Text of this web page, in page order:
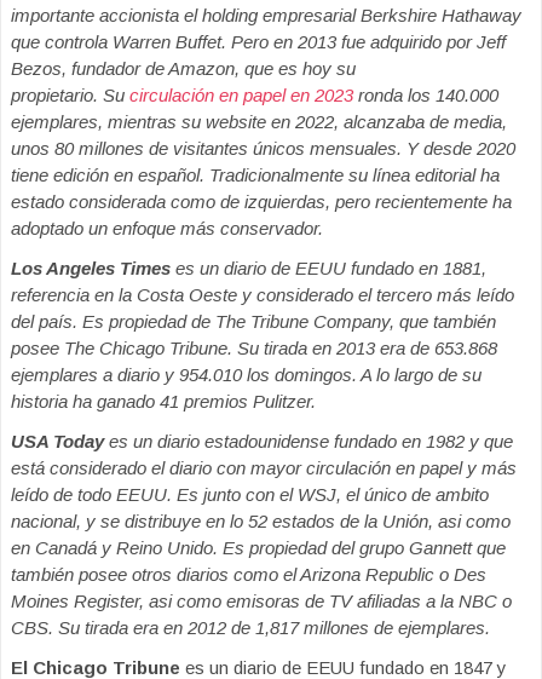
importante accionista el holding empresarial Berkshire Hathaway
que controla Warren Buffet. Pero en 2013 fue adquirido por Jeff
Bezos, fundador de Amazon, que es hoy su
propietario. Su circulación en papel en 2023ronda los 140.000
ejemplares, mientras su website en 2022, alcanzaba de media,
unos 80 millones de visitantes únicos mensuales. Y desde 2020
tiene edición en español. Tradicionalmente su línea editorial ha
estado considerada como de izquierdas, pero recientemente ha
adoptado un enfoque más conservador.
Los Angeles Times es un diario de EEUU fundado en 1881,
referencia en la Costa Oeste y considerado el tercero más leído
del país. Es propiedad de The Tribune Company, que también
posee The Chicago Tribune. Su tirada en 2013 era de 653.868
ejemplares a diario y 954.010 los domingos. A lo largo de su
historia ha ganado 41 premios Pulitzer.
USA Todayes un diario estadounidense fundado en 1982 y que
está considerado el diario con mayor circulación en papel y más
leído de todo EEUU. Es junto con el WSJ, el único de ambito
nacional, y se distribuye en lo 52 estados de la Unión, asi como
en Canadá y Reino Unido. Es propiedad del grupo Gannett que
también posee otros diarios como el Arizona Republic o Des
Moines Register, asi como emisoras de TV afiliadas a la NBC o
CBS. Su tirada era en 2012 de 1,817 millones de ejemplares.
El Chicago Tribune es un diario de EEUU fundado en 1847 y